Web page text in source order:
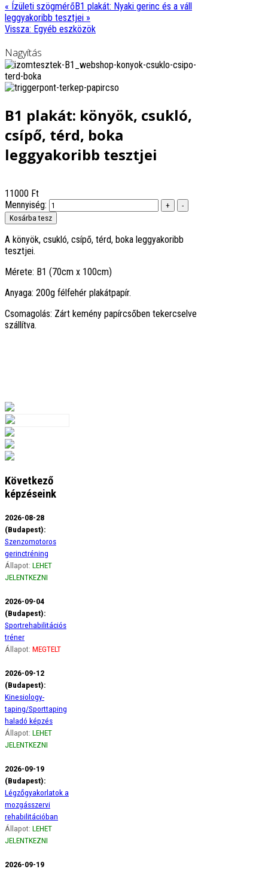
« Ízületi szögmérőB1 plakát: Nyaki gerinc és a váll
leggyakoribb tesztjei »
Vissza: Egyéb eszközök
Nagyítás
B1 plakát: könyök, csukló,
csípő, térd, boka
leggyakoribb tesztjei
11000 Ft
Mennyiség:
A könyök, csukló, csípő, térd, boka leggyakoribb
tesztjei.
Mérete: B1 (70cm x 100cm)
Anyaga: 200g félfehér plakátpapír.
Csomagolás: Zárt kemény papírcsőben tekercselve
szállítva.
Következő
képzéseink
2026-08-28
(Budapest):
Szenzomotoros
gerinctréning
Állapot: LEHET
JELENTKEZNI
2026-09-04
(Budapest):
Sportrehabilitációs
tréner
Állapot: MEGTELT
2026-09-12
(Budapest):
Kinesiology-
taping/Sporttaping
haladó képzés
Állapot: LEHET
JELENTKEZNI
2026-09-19
(Budapest):
Légzőgyakorlatok a
mozgásszervi
rehabilitációban
Állapot: LEHET
JELENTKEZNI
2026-09-19